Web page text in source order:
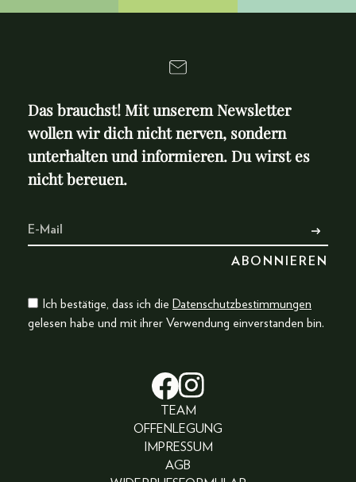
Das brauchst! Mit unserem Newsletter
wollen wir dich nicht nerven, sondern
unterhalten und informieren. Du wirst es
nicht bereuen.
Ich bestätige, dass ich die Datenschutzbestimmungen
gelesen habe und mit ihrer Verwendung einverstanden bin.
TEAM
OFFENLEGUNG
IMPRESSUM
AGB